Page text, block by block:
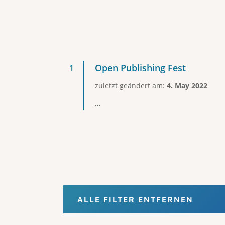
Open Publishing Fest
zuletzt geändert am: 4. May 2022
...
ALLE FILTER ENTFERNEN